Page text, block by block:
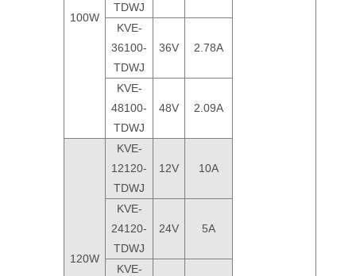
100W
TDWJ
KVE-
36100-
TDWJ
36V 2.78A
KVE-
48100-
TDWJ
48V 2.09A
120W
KVE-
12120-
TDWJ
12V 10A
KVE-
24120-
TDWJ
24V 5A
KVE-